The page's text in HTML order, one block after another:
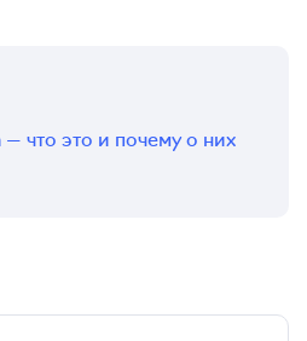
что это и почему о них